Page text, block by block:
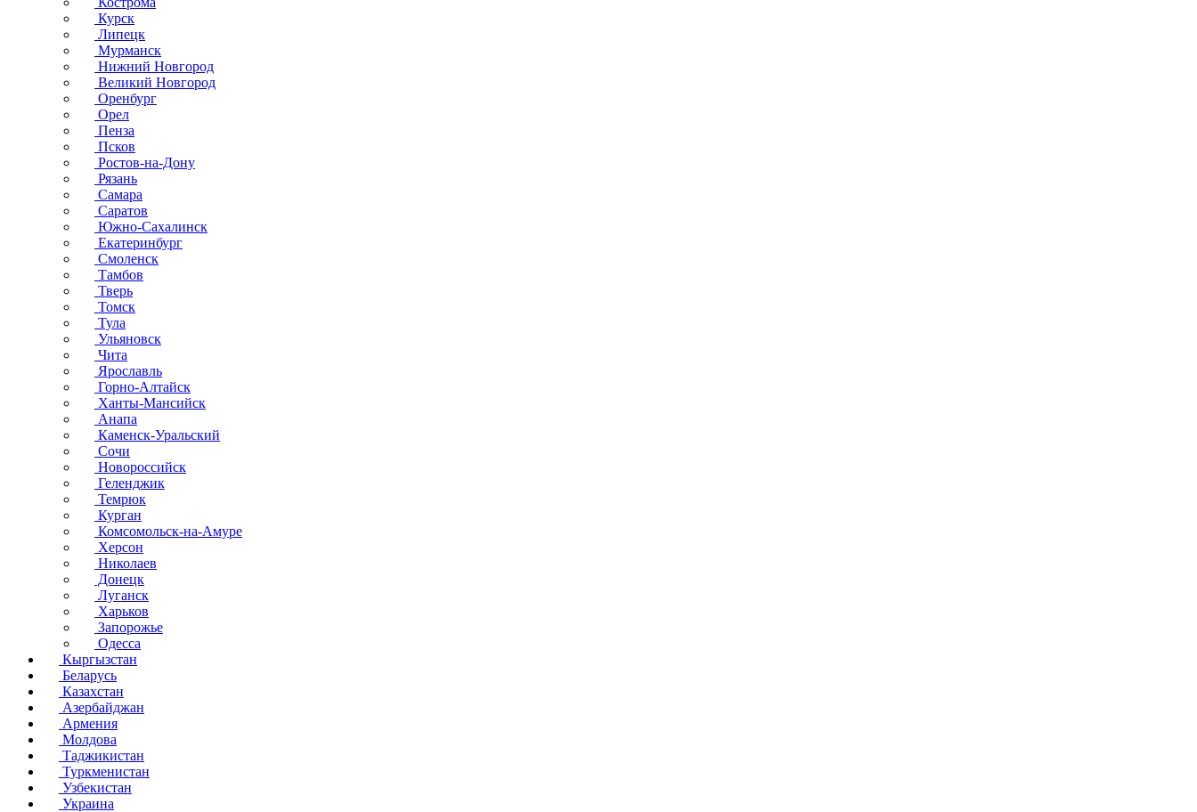
Курск
Липецк
Мурманск
Нижний Новгород
Великий Новгород
Оренбург
Орел
Пенза
Псков
Ростов-на-Дону
Рязань
Самара
Саратов
Южно-Сахалинск
Екатеринбург
Смоленск
Тамбов
Тверь
Томск
Тула
Ульяновск
Чита
Ярославль
Горно-Алтайск
Ханты-Мансийск
Анапа
Каменск-Уральский
Сочи
Новороссийск
Геленджик
Темрюк
Курган
Комсомольск-на-Амуре
Херсон
Николаев
Донецк
Луганск
Харьков
Запорожье
Одесса
Кыргызстан
Беларусь
Казахстан
Азербайджан
Армения
Молдова
Таджикистан
Туркменистан
Узбекистан
Украина